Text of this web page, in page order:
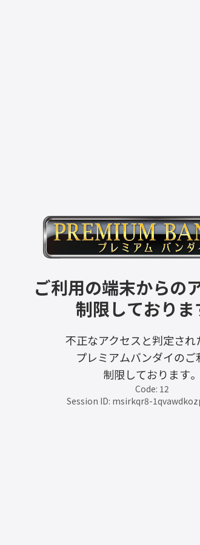
ご利用の端末からの
制限しておりま
不正なアクセスと判定され
プレミアムバンダイのご
制限しております。
Code: 12
Session ID: msirkqr8-